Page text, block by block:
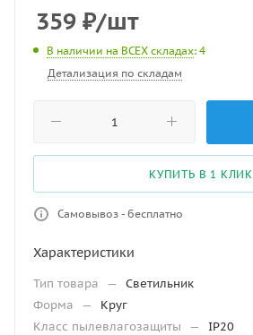
359 ₽/шт
В наличии на ВСЕХ складах: 4
Детализация по складам
КУПИТЬ В 1 КЛИК
Самовывоз - бесплатно
Характеристики
Тип товара —
Светильник
Форма
—
Круг
Класс пылевлагозащиты
—
IP20